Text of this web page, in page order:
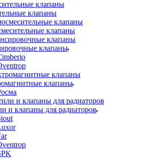
клапаны
клапаны
клапаны
клапаны
и клапаны для радиаторов